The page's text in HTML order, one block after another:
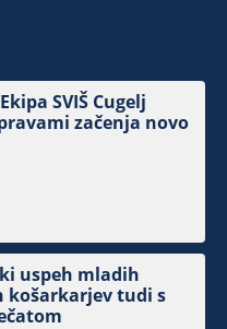
SVIŠ Cugelj
začenja novo
uspeh mladih
košarkarjev tudi s